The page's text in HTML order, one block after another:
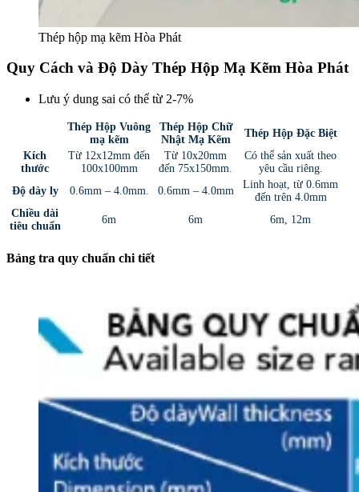
Thép hộp mạ kẽm Hòa Phát
Quy Cách và Độ Dày Thép Hộp Mạ Kẽm Hòa Phát
Lưu ý dung sai có thể từ 2-7%
Thép Hộp Vuông
mạ kẽm
Thép Hộp Chữ
Nhật Mạ Kẽm
Thép Hộp Đặc Biệt
Kích
thước
Từ 12x12mm đến
100x100mm
Từ 10x20mm
đến 75x150mm.
Có thể sản xuất theo
yêu cầu riêng.
Độ dày ly
0.6mm – 4.0mm. 0.6mm – 4.0mm
Linh hoạt, từ 0.6mm
đến trên 4.0mm
Chiều dài
tiêu chuẩn
6m 6m 6m, 12m
Bảng tra quy chuẩn chi tiết